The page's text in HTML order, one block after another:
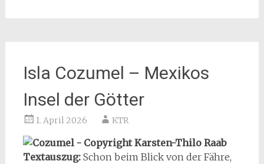
Isla Cozumel – Mexikos
Insel der Götter
1. April 2026 KTR
Textauszug: Schon beim Blick von der Fähre,